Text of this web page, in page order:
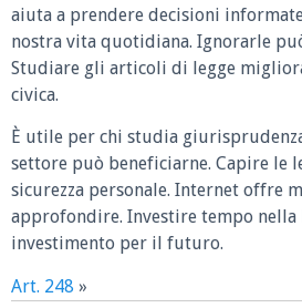
aiuta a prendere decisioni
nostra vita quotidiana. Ignorarle
Studiare gli articoli di legge
civica.
È utile per chi studia
settore può beneficiarne. Capire le
sicurezza personale. Internet offre
approfondire. Investire tempo
investimento per il futuro.
Art. 248 »